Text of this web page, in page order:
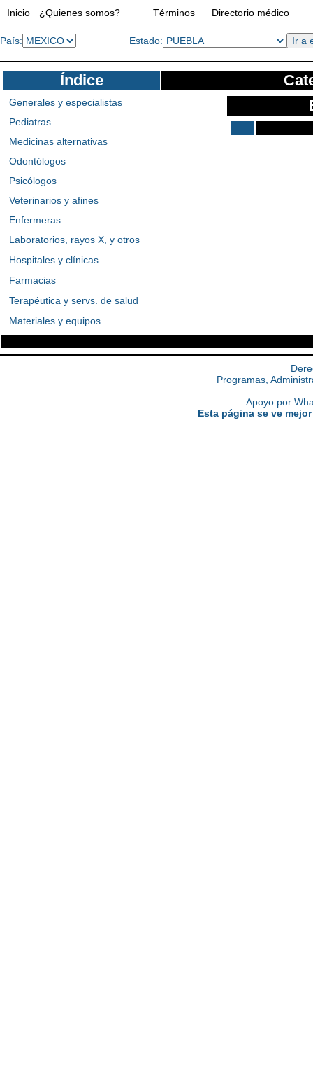
Inicio ¿Quienes somos? Términos Directorio médico
País: Estado:
Índice
Generales y especialistas
Pediatras
Medicinas alternativas
Odontólogos
Psicólogos
Veterinarios y afines
Enfermeras
Laboratorios, rayos X, y otros
Hospitales y clínicas
Farmacias
Terapéutica y servs. de salud
Materiales y equipos
Programas,
Apoyo por
Esta página se ve